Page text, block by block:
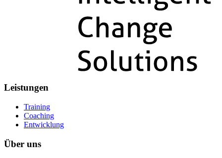
Leistungen
Training
Coaching
Entwicklung
Über uns